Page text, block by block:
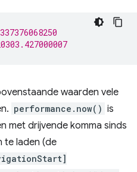
waarden vele
performance.now() is
met drijvende komma sinds
te laden (de